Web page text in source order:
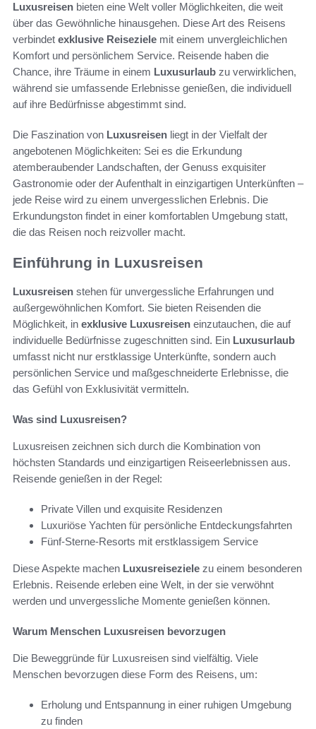
Luxusreisen bieten eine Welt voller Möglichkeiten, die weit
über das Gewöhnliche hinausgehen. Diese Art des Reisens
verbindet exklusive Reiseziele mit einem unvergleichlichen
Komfort und persönlichem Service. Reisende haben die
Chance, ihre Träume in einem Luxusurlaub zu verwirklichen,
während sie umfassende Erlebnisse genießen, die individuell
auf ihre Bedürfnisse abgestimmt sind.
Die Faszination von Luxusreisen liegt in der Vielfalt der
angebotenen Möglichkeiten: Sei es die Erkundung
atemberaubender Landschaften, der Genuss exquisiter
Gastronomie oder der Aufenthalt in einzigartigen Unterkünften –
jede Reise wird zu einem unvergesslichen Erlebnis. Die
Erkundungston findet in einer komfortablen Umgebung statt,
die das Reisen noch reizvoller macht.
Einführung in Luxusreisen
Luxusreisen stehen für unvergessliche Erfahrungen und
außergewöhnlichen Komfort. Sie bieten Reisenden die
Möglichkeit, in exklusive Luxusreisen einzutauchen, die auf
individuelle Bedürfnisse zugeschnitten sind. Ein Luxusurlaub
umfasst nicht nur erstklassige Unterkünfte, sondern auch
persönlichen Service und maßgeschneiderte Erlebnisse, die
das Gefühl von Exklusivität vermitteln.
Was sind Luxusreisen?
Luxusreisen zeichnen sich durch die Kombination von
höchsten Standards und einzigartigen Reiseerlebnissen aus.
Reisende genießen in der Regel:
Private Villen und exquisite Residenzen
Luxuriöse Yachten für persönliche Entdeckungsfahrten
Fünf-Sterne-Resorts mit erstklassigem Service
Diese Aspekte machen Luxusreiseziele zu einem besonderen
Erlebnis. Reisende erleben eine Welt, in der sie verwöhnt
werden und unvergessliche Momente genießen können.
Warum Menschen Luxusreisen bevorzugen
Die Beweggründe für Luxusreisen sind vielfältig. Viele
Menschen bevorzugen diese Form des Reisens, um:
Erholung und Entspannung in einer ruhigen Umgebung
zu finden